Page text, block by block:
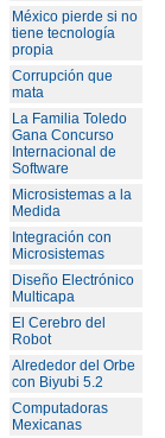
México pierde si no
tiene tecnología
propia
Corrupción que
mata
La Familia Toledo
Gana Concurso
Internacional de
Software
Microsistemas a la
Medida
Integración con
Microsistemas
Diseño Electrónico
Multicapa
El Cerebro del
Robot
Alrededor del Orbe
con Biyubi 5.2
Computadoras
Mexicanas